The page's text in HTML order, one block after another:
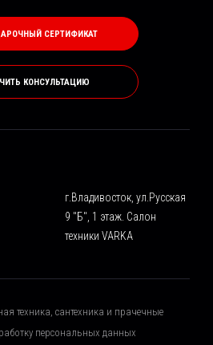
СЕРТИФИКАТ
КОНСУЛЬТАЦИЮ
г.Владивосток, ул.Русская
9 "Б", 1 этаж. Салон
техники VARKA
техника, сантехника и прачечные
персональных данных